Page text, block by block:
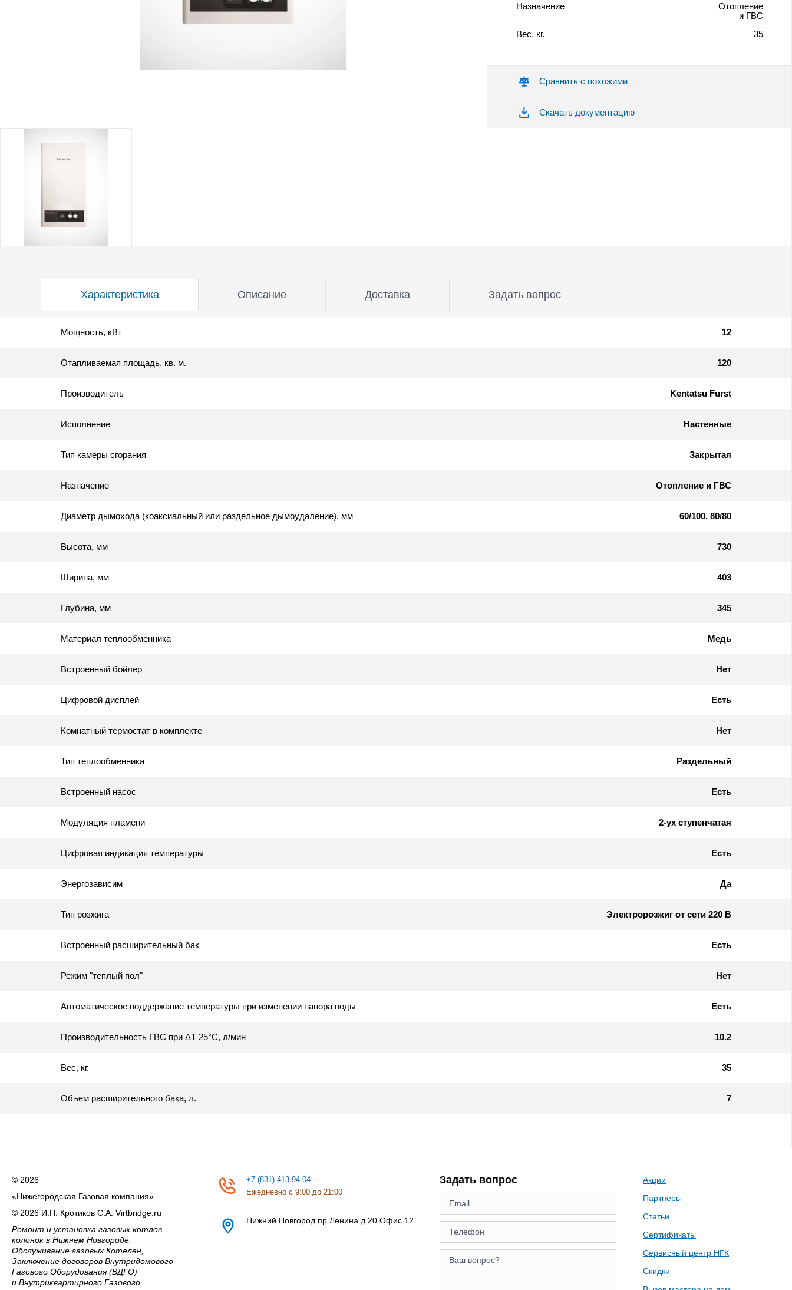
Назначение
Отопление
и ГВС
Вес, кг.
35
Сравнить с похожими
Скачать документацию
Характеристика Описание Доставка Задать вопрос
Мощность, кВт 12
Отапливаемая площадь, кв. м. 120
Производитель Kentatsu Furst
Исполнение Настенные
Тип камеры сгорания Закрытая
Назначение Отопление и ГВС
Диаметр дымохода (коаксиальный или раздельное дымоудаление), мм 60/100, 80/80
Высота, мм 730
Ширина, мм 403
Глубина, мм 345
Материал теплообменника Медь
Встроенный бойлер Нет
Цифровой дисплей Есть
Комнатный термостат в комплекте Нет
Тип теплообменника Раздельный
Встроенный насос Есть
Модуляция пламени 2-ух ступенчатая
Цифровая индикация температуры Есть
Энергозависим Да
Тип розжига Электророзжиг от сети 220 В
Встроенный расширительный бак Есть
Режим "теплый пол" Нет
Автоматическое поддержание температуры при изменении напора воды Есть
Производительность ГВС при ΔТ 25°C, л/мин 10.2
Вес, кг. 35
Объем расширительного бака, л. 7
© 2026
«Нижегородская Газовая компания»
© 2026 И.П. Кротиков С.А. Virtbridge.ru
Ремонт и установка газовых котлов,
колонок в Нижнем Новгороде.
Обслуживание газовых Котелен,
Заключение договоров Внутридомового
Газового Оборудования (ВДГО)
и Внутриквартирного Газового
+7 (831) 413-94-04
Ежедневно с 9:00 до 21:00
Нижний Новгород пр.Ленина д.20 Офис 12
Задать вопрос
Акции
Партнеры
Статьи
Сертификаты
Сервисный центр НГК
Скидки